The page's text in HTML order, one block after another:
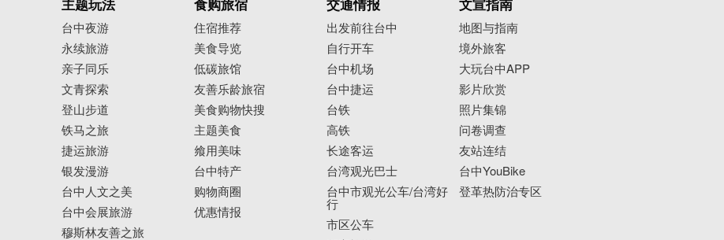
主题玩法
台中夜游
永续旅游
亲子同乐
文青探索
登山步道
铁马之旅
捷运旅游
银发漫游
台中人文之美
台中会展旅游
穆斯林友善之旅
食购旅宿
住宿推荐
美食导览
低碳旅馆
友善乐龄旅宿
美食购物快搜
主题美食
飨用美味
台中特产
购物商圈
优惠情报
交通情报
出发前往台中
自行开车
台中机场
台中捷运
台铁
高铁
长途客运
台湾观光巴士
台中市观光公车/台湾好
行
市区公车
文宣指南
地图与指南
境外旅客
大玩台中APP
影片欣赏
照片集锦
问卷调查
友站连结
台中YouBike
登革热防治专区